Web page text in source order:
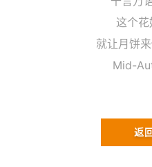
这个花
就让月饼来
Mid-
【
返